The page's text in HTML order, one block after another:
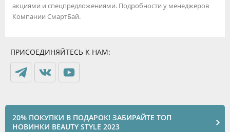
акциями и спецпредложениями. Подробности у менеджеров
Компании СмартБай.
ПРИСОЕДИНЯЙТЕСЬ К НАМ:
20% ПОКУПКИ В ПОДАРОК! ЗАБИРАЙТЕ ТОП
НОВИНКИ BEAUTY STYLE 2023